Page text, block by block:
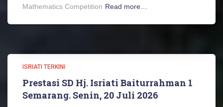
Mathematics Competition Read more…
ISRIATI TERKINI
Prestasi SD Hj. Isriati Baiturrahman 1
Semarang. Senin, 20 Juli 2026